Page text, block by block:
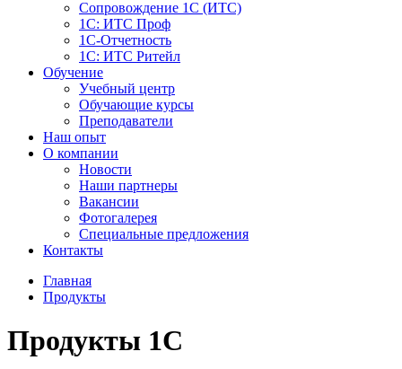
Сопровождение 1С (ИТС)
1С: ИТС Проф
1С-Отчетность
1С: ИТС Ритейл
Обучение
Учебный центр
Обучающие курсы
Преподаватели
Наш опыт
О компании
Новости
Наши партнеры
Вакансии
Фотогалерея
Специальные предложения
Контакты
Главная
Продукты
Продукты 1С